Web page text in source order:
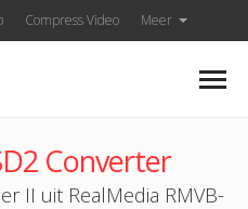
Compress Video Meer
Converter
II uit RealMedia RMVB-